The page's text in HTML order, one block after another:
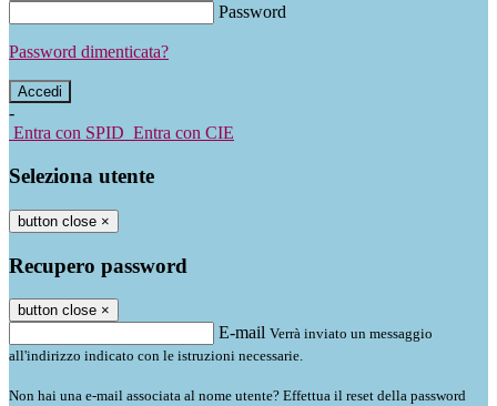
Password
Password dimenticata?
-
Entra con SPID Entra con CIE
Seleziona utente
button close ×
Recupero password
button close ×
E-mail Verrà inviato un messaggio
all'indirizzo indicato con le istruzioni necessarie.
Non hai una e-mail associata al nome utente? Effettua il reset della password